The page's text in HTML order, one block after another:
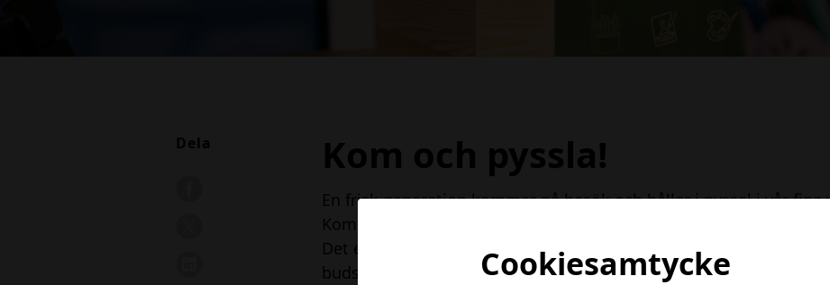
Dela Kom och pyssla!
En frisk generation kommer på besök och håller i pyssel i vår fina
Kom in i värmen, träffa nya kompisar och pyssla ihop något med
Det erbjuds olika kreativa aktiviteter, med koppling till En Frisk
budskap om ett sunt liv. En perfekt möjlighet att på ett lekfullt
Cookiesamtycke